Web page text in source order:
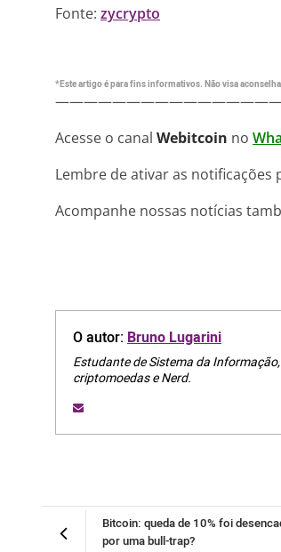
Fonte: zycrypto
*Este artigo é para fins informativos. Não visa
Acesse o canal Webitcoin no
Lembre de ativar as notificações
Acompanhe nossas notícias
O autor: Bruno Lugarini
Estudante de Sistema da
criptomoedas e Nerd.
Bitcoin: queda de 10% foi
por uma bull-trap?